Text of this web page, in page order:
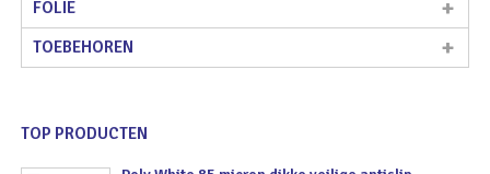
FOLIE
TOEBEHOREN
TOP PRODUCTEN